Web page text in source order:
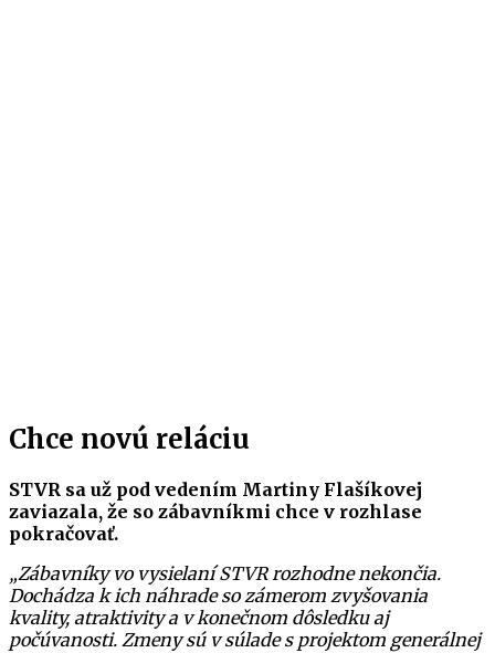
Chce novú reláciu
STVR sa už pod vedením Martiny Flašíkovej
zaviazala, že so zábavníkmi chce v rozhlase
pokračovať.
„Zábavníky vo vysielaní STVR rozhodne nekončia.
Dochádza k ich náhrade so zámerom zvyšovania
kvality, atraktivity a v konečnom dôsledku aj
počúvanosti. Zmeny sú v súlade s projektom generálnej